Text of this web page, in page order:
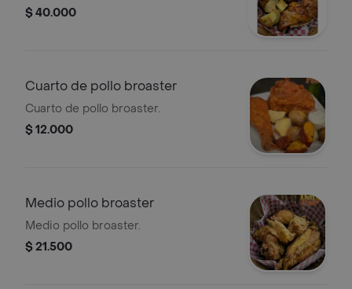
$ 40.000
Cuarto de pollo broaster
Cuarto de pollo broaster.
$ 12.000
Medio pollo broaster
Medio pollo broaster.
$ 21.500